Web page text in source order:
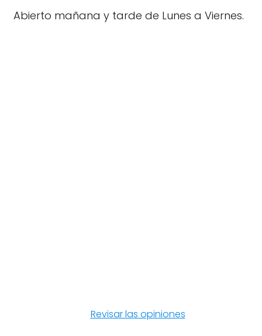
Abierto mañana y tarde de Lunes a Viernes.
Revisar las opiniones